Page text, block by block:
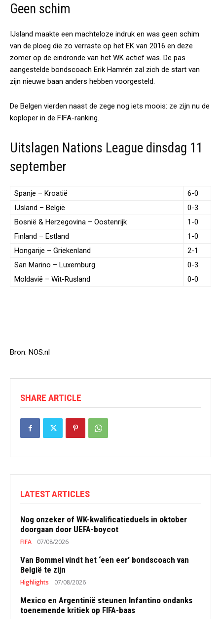
Geen schim
IJsland maakte een machteloze indruk en was geen schim
van de ploeg die zo verraste op het EK van 2016 en deze
zomer op de eindronde van het WK actief was. De pas
aangestelde bondscoach Erik Hamrén zal zich de start van
zijn nieuwe baan anders hebben voorgesteld.
De Belgen vierden naast de zege nog iets moois: ze zijn nu de
koploper in de FIFA-ranking.
Uitslagen Nations League dinsdag 11
september
Spanje – Kroatië
6-0
IJsland – België
0-3
Bosnië & Herzegovina – Oostenrijk
1-0
Finland – Estland
1-0
Hongarije – Griekenland
2-1
San Marino – Luxemburg
0-3
Moldavië – Wit-Rusland
0-0
Bron: NOS.nl
SHARE ARTICLE
LATEST ARTICLES
Nog onzeker of WK-kwalificatieduels in oktober
doorgaan door UEFA-boycot
FIFA 07/08/2026
Van Bommel vindt het ‘een eer’ bondscoach van
België te zijn
Highlights 07/08/2026
Mexico en Argentinië steunen Infantino ondanks
toenemende kritiek op FIFA-baas